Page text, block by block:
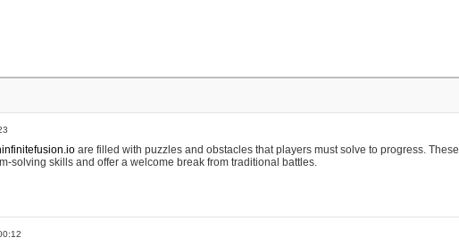
are filled with puzzles and obstacles that players must solve to progress. These
solving skills and offer a welcome break from traditional battles.